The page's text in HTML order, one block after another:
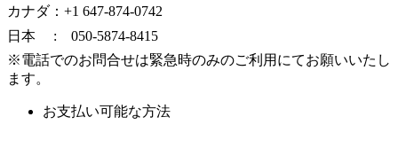
カナダ：+1 647-874-0742
日本 : 050-5874-8415
※電話でのお問合せは緊急時のみのご利用にてお願いいたし
ます。
お支払い可能な方法